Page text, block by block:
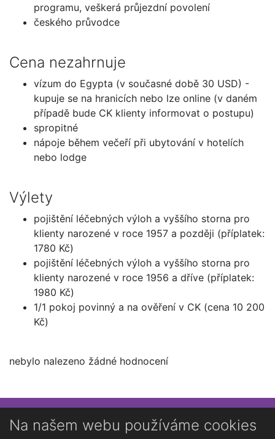
programu, veškerá průjezdní povolení
českého průvodce
Cena nezahrnuje
vízum do Egypta (v současné době 30 USD) -
kupuje se na hranicích nebo lze online (v daném
případě bude CK klienty informovat o postupu)
spropitné
nápoje během večeří při ubytování v hotelích
nebo lodge
Výlety
pojištění léčebných výloh a vyššího storna pro
klienty narozené v roce 1957 a později (příplatek:
1780 Kč)
pojištění léčebných výloh a vyššího storna pro
klienty narozené v roce 1956 a dříve (příplatek:
1980 Kč)
1/1 pokoj povinný a na ověření v CK (cena 10 200
Kč)
nebylo nalezeno žádné hodnocení
Přihlaste se k newsletteru
Na našem webu používáme cookies